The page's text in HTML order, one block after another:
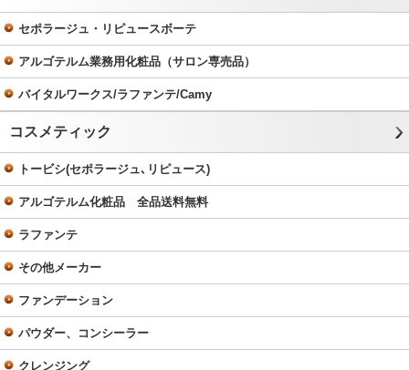
セポラージュ・リピュースボーテ
アルゴテルム業務用化粧品（サロン専売品）
バイタルワークス/ラファンテ/Camy
コスメティック
トービシ(セポラージュ､リピュース)
アルゴテルム化粧品 全品送料無料
ラファンテ
その他メーカー
ファンデーション
パウダー、コンシーラー
クレンジング